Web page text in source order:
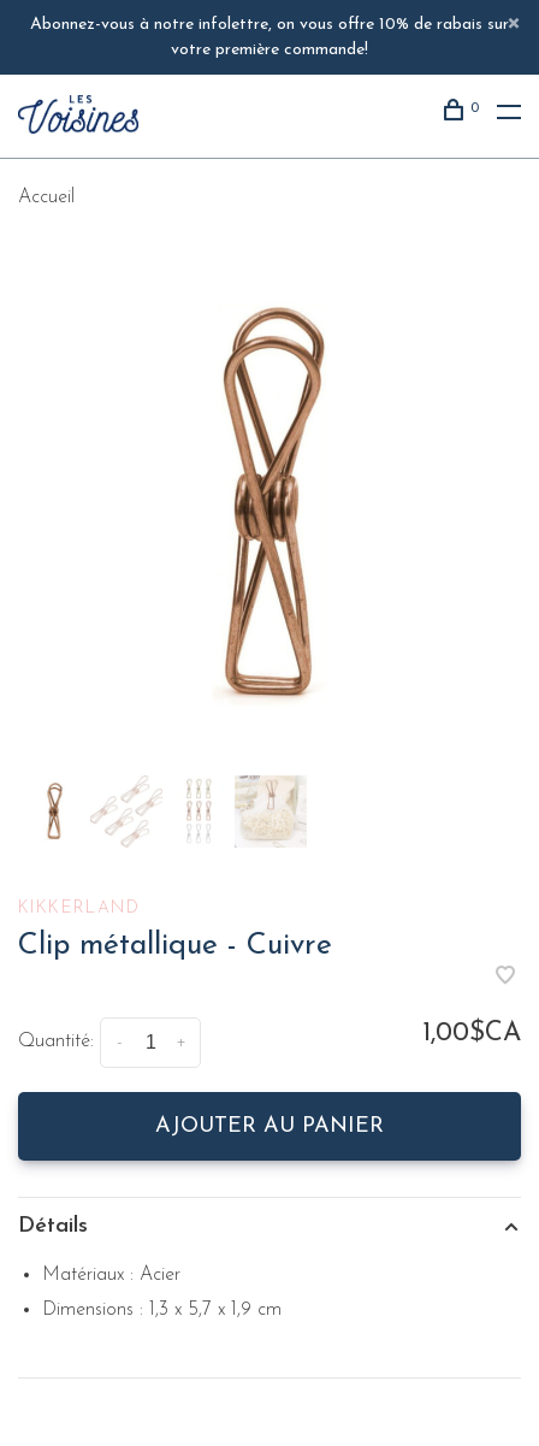
Abonnez-vous à notre infolettre, on vous offre 10% de rabais sur
votre première commande!
0
Accueil
KIKKERLAND
Clip métallique - Cuivre
Quantité: +
- 1,00$CA
AJOUTER AU PANIER
Détails
Matériaux : Acier
Dimensions : 1,3 x 5,7 x 1,9 cm